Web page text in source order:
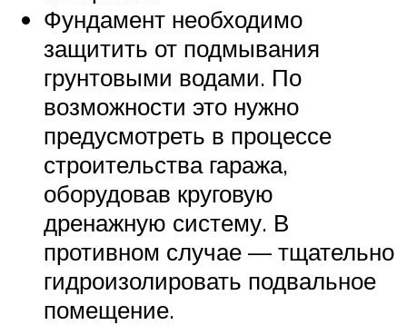
Фундамент необходимо
защитить от подмывания
грунтовыми водами. По
возможности это нужно
предусмотреть в процессе
строительства гаража,
оборудовав круговую
дренажную систему. В
противном случае — тщательно
гидроизолировать подвальное
помещение.